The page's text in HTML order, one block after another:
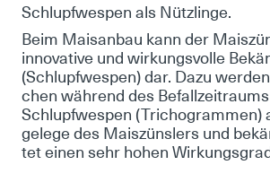
Schlupf­wes­pen als Nütz­lin­ge.
Beim Mais­an­bau kann der
in­no­va­ti­ve und wir­kungs­vol­le
(Schlupf­wes­pen) dar. Da­zu
chen wäh­rend des
Schlupf­wes­pen (Tri­cho­gram­men)
ge­le­ge des Mais­züns­lers und
tet ei­nen sehr ho­hen